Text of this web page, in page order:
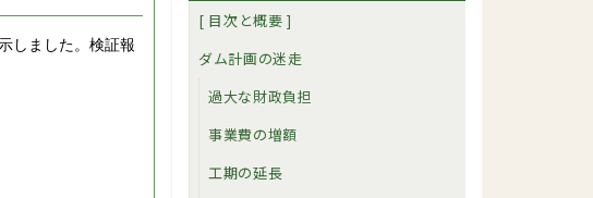
しました。検証報
[ 目次と概要 ]
ダム計画の迷走
過大な財政負担
事業費の増額
工期の延長